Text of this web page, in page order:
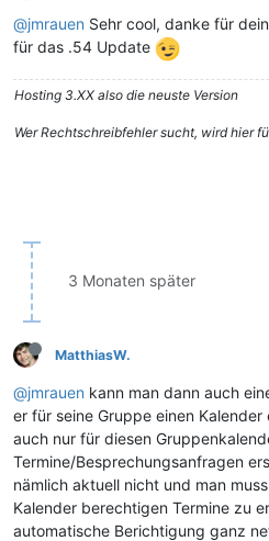
@jmrauen Sehr cool, danke für
für das .54 Update
Hosting 3.XX also die neuste Version
Wer Rechtschreibfehler sucht, wird hier
3 Monaten später
MatthiasW.
@jmrauen kann man dann auch
er für seine Gruppe einen
auch nur für diesen
Termine/Besprechungsanfragen
nämlich aktuell nicht und man
Kalender berechtigen Termine zu
automatische Berichtigung ganz